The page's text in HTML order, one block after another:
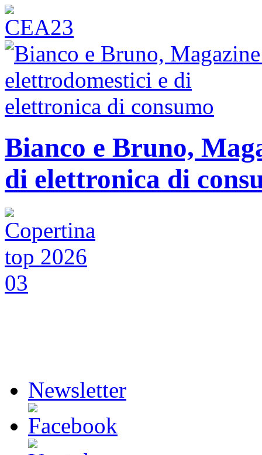
Bianco e Bruno,
di elettronica di
Newsletter